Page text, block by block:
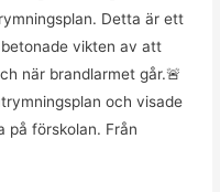
Detta är ett
vikten av att
när brandlarmet går.🚨
och visade
på förskolan. Från